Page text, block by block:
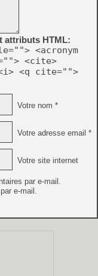
attributs HTML:
<acronym
<cite>
<i> <q cite="">
Votre nom *
Votre adresse email *
Votre site internet
par e-mail.
e-mail.